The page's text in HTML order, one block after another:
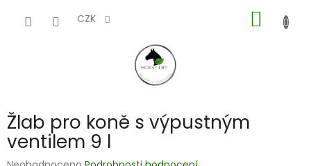
CZK
KOŠÍK
Žlab pro koně s výpustným
ventilem 9 l